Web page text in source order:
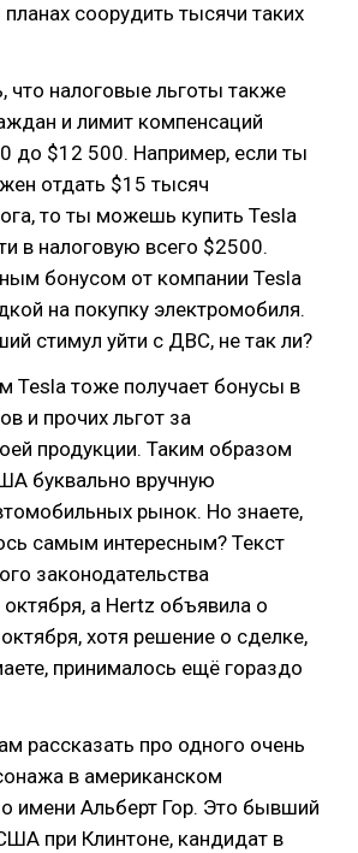
соорудить тысячи таких
что налоговые льготы также
и лимит компенсаций
до $12 500. Например, если ты
отдать $15 тысяч
то ты можешь купить Tesla
в налоговую всего $2500.
бонусом от компании Tesla
на покупку электромобиля.
стимул уйти с ДВС, не так ли?
Tesla тоже получает бонусы в
и прочих льгот за
продукции. Таким образом
буквально вручную
рынок. Но знаете,
самым интересным? Текст
законодательства
октября, а Hertz объявила о
хотя решение о сделке,
принималось ещё гораздо
рассказать про одного очень
в американском
имени Альберт Гор. Это бывший
при Клинтоне, кандидат в